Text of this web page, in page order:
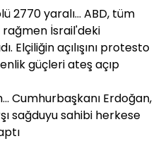
2770 yaralı... ABD, tüm
İsrail'deki
Elçiliğin açılışını protesto
güçleri ateş açıp
Cumhurbaşkanı Erdoğan,
sağduyu sahibi herkese